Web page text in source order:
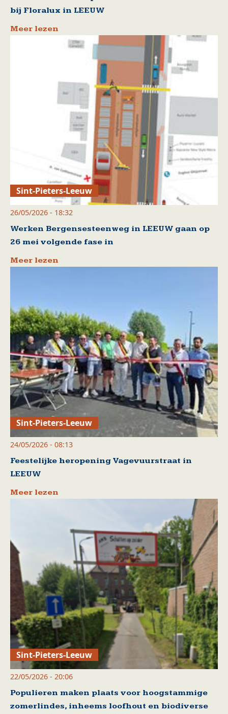
bij Floralux in LEEUW
Meer lezen
Sint-Pieters-Leeuw
26/05/2026 - 18:32
Werken Bergensesteenweg in LEEUW gaan op
26 mei volgende fase in
Meer lezen
Sint-Pieters-Leeuw
24/05/2026 - 08:13
Feestelijke heropening Vagevuurstraat in
LEEUW
Meer lezen
Sint-Pieters-Leeuw
22/05/2026 - 20:06
Populieren maken plaats voor hoogstammige
zomerlindes, inheems loofhout en biodiverse